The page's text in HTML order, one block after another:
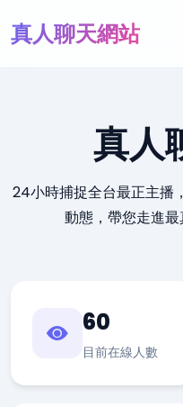
真人聊天網站
真人
24小時捕捉全台最正主播
動態，帶您走進最
60
目前在線人數